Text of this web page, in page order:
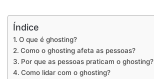
Índice
O que é ghosting?
Como o ghosting afeta as pessoas?
Por que as pessoas praticam o ghosting?
Como lidar com o ghosting?